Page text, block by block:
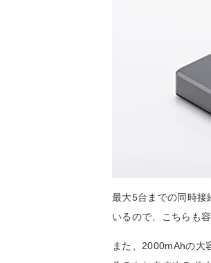
最大5台までの同時接
いるので、こちらも
また、2000mAhの大